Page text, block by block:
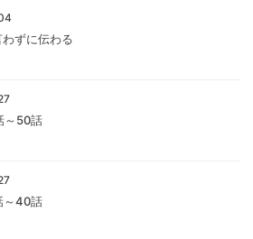
わずに伝わる
～50話
～40話